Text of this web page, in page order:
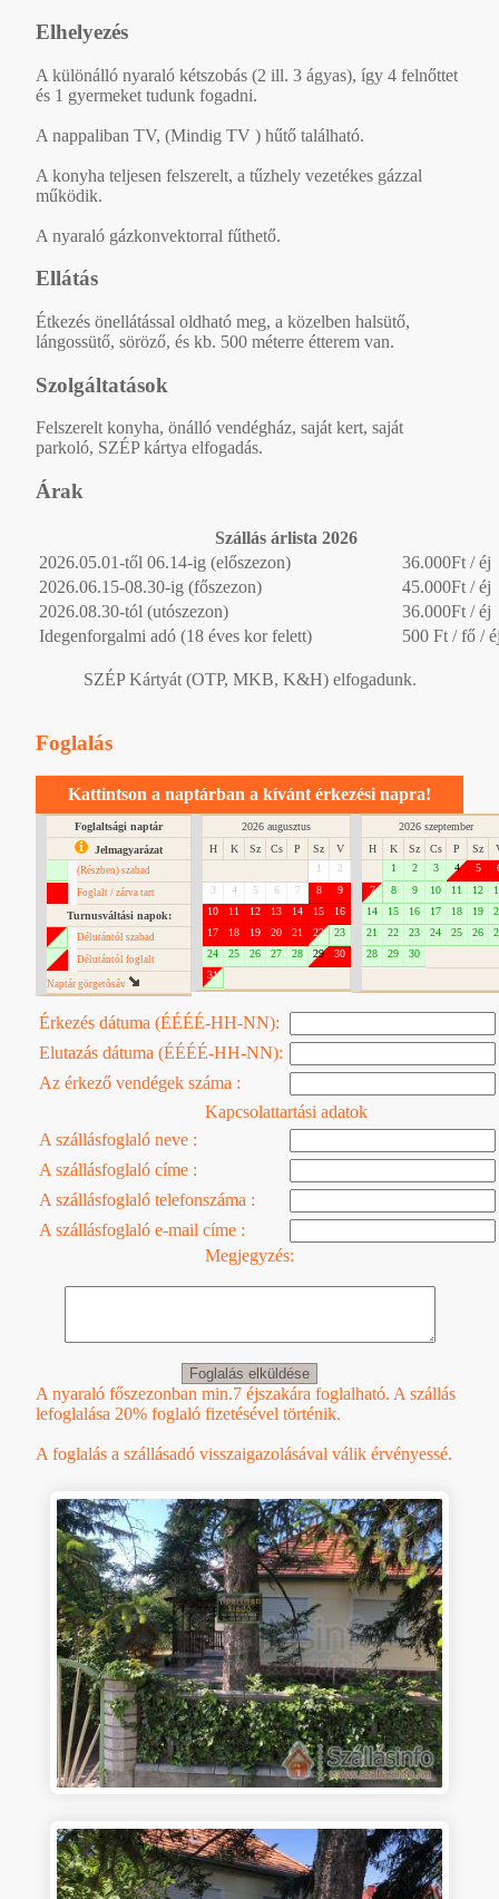
Elhelyezés
A különálló nyaraló kétszobás (2 ill. 3 ágyas), így 4 felnőttet
és 1 gyermeket tudunk fogadni.
A nappaliban TV, (Mindig TV ) hűtő található.
A konyha teljesen felszerelt, a tűzhely vezetékes gázzal
működik.
A nyaraló gázkonvektorral fűthető.
Ellátás
Étkezés önellátással oldható meg, a közelben halsütő,
lángossütő, söröző, és kb. 500 méterre étterem van.
Szolgáltatások
Felszerelt konyha, önálló vendégház, saját kert, saját
parkoló, SZÉP kártya elfogadás.
Árak
Szállás árlista 2026
2026.05.01-től 06.14-ig (előszezon)
36.000Ft / éj
2026.06.15-08.30-ig (főszezon)
45.000Ft / éj
2026.08.30-tól (utószezon)
36.000Ft / éj
Idegenforgalmi adó (18 éves kor felett)
500 Ft / fő /
SZÉP Kártyát (OTP, MKB, K&H) elfogadunk.
Foglalás
Kattintson a naptárban a kívánt érkezési napra!
Foglaltsági naptár
Jelmagyarázat
(Részben) szabad
Foglalt / zárva tart
Turnusváltási napok:
Délutántól szabad
Délutántól foglalt
Naptár görgetôsáv
2026 augusztus
H
K Sz Cs P Sz
V
1
2
3
4 5 6 7 8
9
10
11 12 13 14 15
16
17
18 19 20 21 22
23
24
25 26 27 28 29
30
31
2026 szeptember
H
K Sz Cs P Sz
1
2 3 4 5
7
8 9 10 11 12
14
15 16 17 18 19
21
22 23 24 25 26
28
29 30
Érkezés dátuma (ÉÉÉÉ-HH-NN):
Elutazás dátuma (ÉÉÉÉ-HH-NN):
Az érkező vendégek száma :
Kapcsolattartási adatok
A szállásfoglaló neve :
A szállásfoglaló címe :
A szállásfoglaló telefonszáma :
A szállásfoglaló e-mail címe :
Megjegyzés:
A nyaraló főszezonban min.7 éjszakára foglalható. A szállás
lefoglalása 20% foglaló fizetésével történik.
A foglalás a szállásadó visszaigazolásával válik érvényessé.